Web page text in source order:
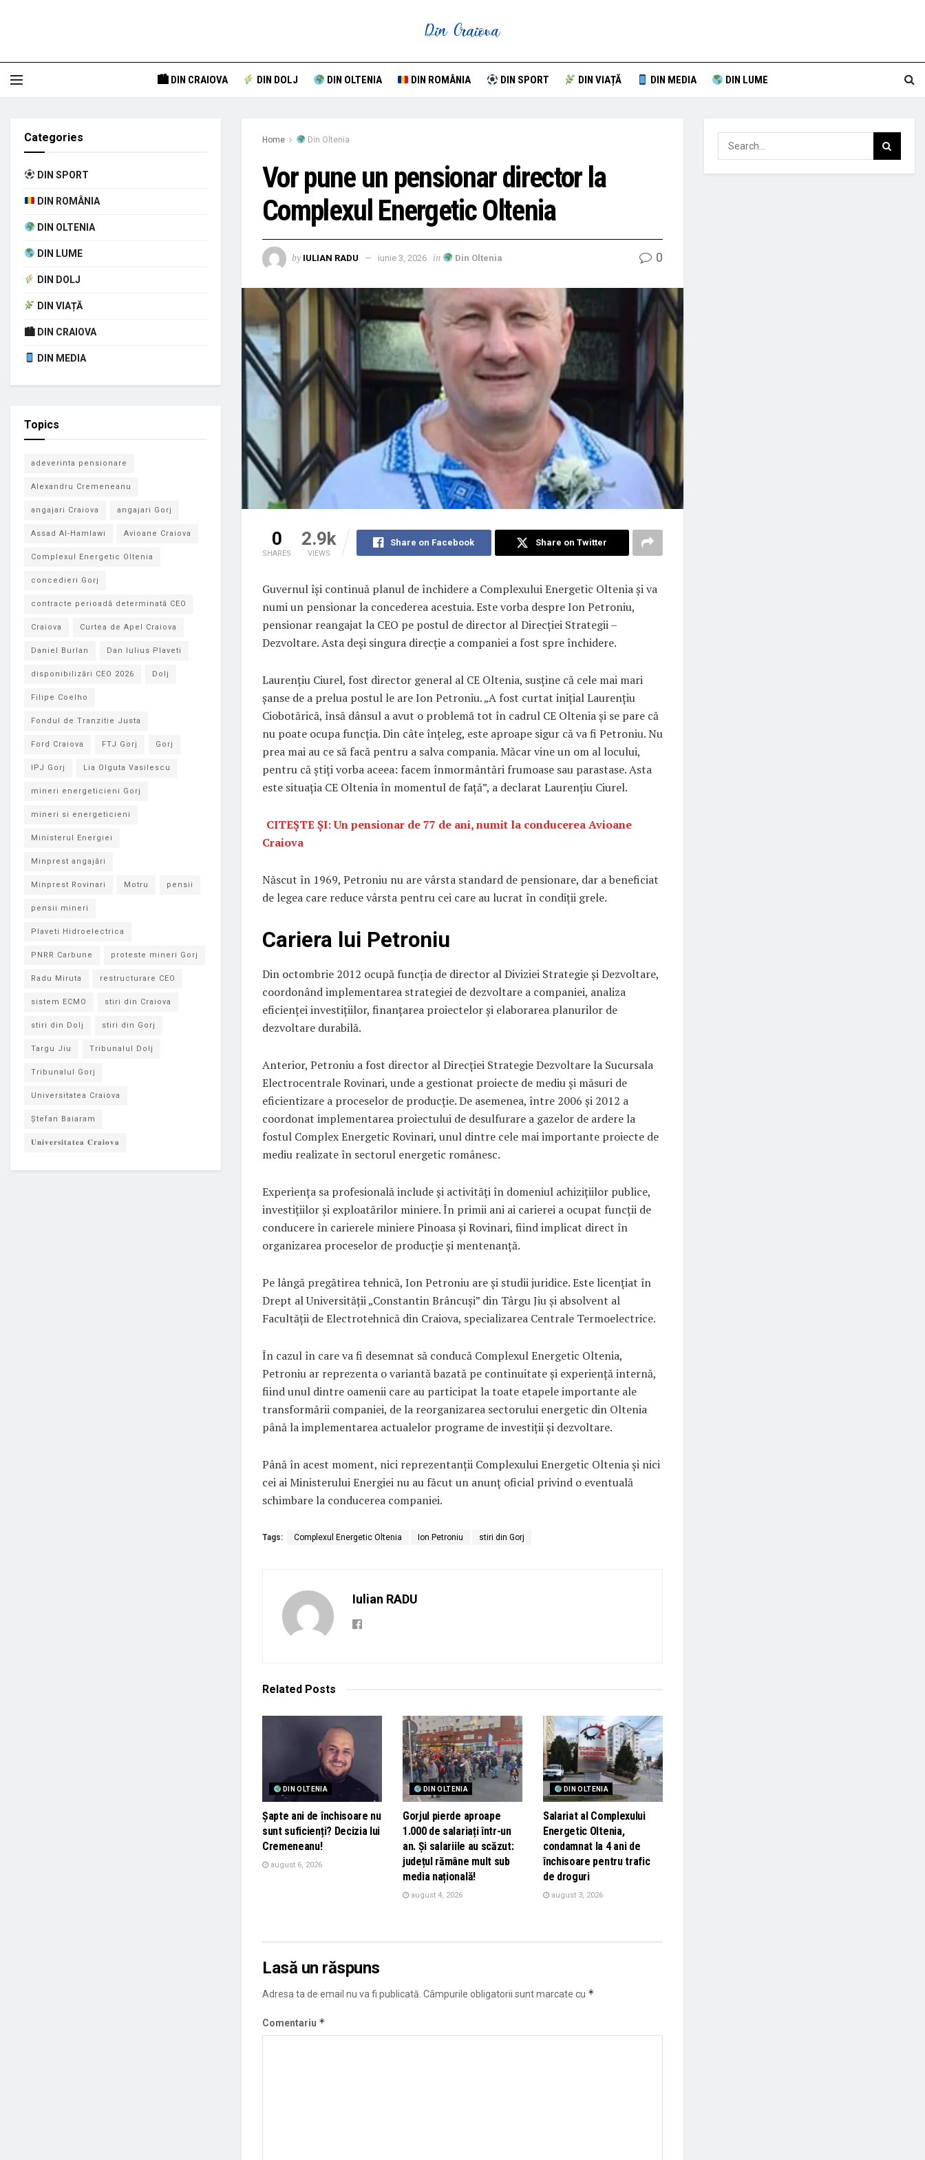
🏙 DIN CRAIOVA DIN DOLJ DIN OLTENIA DIN ROMÂNIA DIN SPORT DIN VIAȚĂ DIN MEDIA DIN LUME
Home Din Oltenia
Vor pune un pensionar director la
Complexul Energetic Oltenia
by IULIAN RADU iunie 3, 2026 in Din Oltenia 0
0
SHARES
2.9k
VIEWS
Share on Facebook Share on Twitter
Guvernul își continuă planul de închidere a Complexului Energetic Oltenia și va
numi un pensionar la concederea acestuia. Este vorba despre Ion Petroniu,
pensionar reangajat la CEO pe postul de director al Direcției Strategii –
Dezvoltare. Asta deși singura direcție a companiei a fost spre închidere.
Laurențiu Ciurel, fost director general al CE Oltenia, susține că cele mai mari
șanse de a prelua postul le are Ion Petroniu. „A fost curtat inițial Laurențiu
Ciobotărică, însă dânsul a avut o problemă tot în cadrul CE Oltenia și se pare că
nu poate ocupa funcția. Din câte înțeleg, este aproape sigur că va fi Petroniu. Nu
prea mai au ce să facă pentru a salva compania. Măcar vine un om al locului,
pentru că știți vorba aceea: facem înmormântări frumoase sau parastase. Asta
este situația CE Oltenia în momentul de față”, a declarat Laurențiu Ciurel.
CITEȘTE ȘI: Un pensionar de 77 de ani, numit la conducerea Avioane
Craiova
Născut în 1969, Petroniu nu are vârsta standard de pensionare, dar a beneficiat
de legea care reduce vârsta pentru cei care au lucrat în condiții grele.
Cariera lui Petroniu
Din octombrie 2012 ocupă funcția de director al Diviziei Strategie și Dezvoltare,
coordonând implementarea strategiei de dezvoltare a companiei, analiza
eficienței investițiilor, finanțarea proiectelor și elaborarea planurilor de
dezvoltare durabilă.
Anterior, Petroniu a fost director al Direcției Strategie Dezvoltare la Sucursala
Electrocentrale Rovinari, unde a gestionat proiecte de mediu și măsuri de
eficientizare a proceselor de producție. De asemenea, între 2006 și 2012 a
coordonat implementarea proiectului de desulfurare a gazelor de ardere la
fostul Complex Energetic Rovinari, unul dintre cele mai importante proiecte de
mediu realizate în sectorul energetic românesc.
Experiența sa profesională include și activități în domeniul achizițiilor publice,
investițiilor și exploatărilor miniere. În primii ani ai carierei a ocupat funcții de
conducere în carierele miniere Pinoasa și Rovinari, fiind implicat direct în
organizarea proceselor de producție și mentenanță.
Pe lângă pregătirea tehnică, Ion Petroniu are și studii juridice. Este licențiat în
Drept al Universității „Constantin Brâncuși” din Târgu Jiu și absolvent al
Facultății de Electrotehnică din Craiova, specializarea Centrale Termoelectrice.
În cazul în care va fi desemnat să conducă Complexul Energetic Oltenia,
Petroniu ar reprezenta o variantă bazată pe continuitate și experiență internă,
fiind unul dintre oamenii care au participat la toate etapele importante ale
transformării companiei, de la reorganizarea sectorului energetic din Oltenia
până la implementarea actualelor programe de investiții și dezvoltare.
Până în acest moment, nici reprezentanții Complexului Energetic Oltenia și nici
cei ai Ministerului Energiei nu au făcut un anunț oficial privind o eventuală
schimbare la conducerea companiei.
Tags: Complexul Energetic Oltenia Ion Petroniu stiri din Gorj
Iulian RADU
Related Posts
DIN OLTENIA
Șapte ani de închisoare nu
sunt suficienți? Decizia lui
Cremeneanu!
august 6, 2026
DIN OLTENIA
Gorjul pierde aproape
1.000 de salariați într-un
an. Și salariile au scăzut:
județul rămâne mult sub
media națională!
august 4, 2026
DIN OLTENIA
Salariat al Complexului
Energetic Oltenia,
condamnat la 4 ani de
închisoare pentru trafic
de droguri
august 3, 2026
Lasă un răspuns
Adresa ta de email nu va fi publicată. Câmpurile obligatorii sunt marcate cu *
Comentariu *
Categories
DIN SPORT
DIN ROMÂNIA
DIN OLTENIA
DIN LUME
DIN DOLJ
DIN VIAȚĂ
🏙 DIN CRAIOVA
DIN MEDIA
Topics
adeverinta pensionare
Alexandru Cremeneanu
angajari Craiova angajari Gorj
Assad Al-Hamlawi Avioane Craiova
Complexul Energetic Oltenia
concedieri Gorj
contracte perioadă determinată CEO
Craiova Curtea de Apel Craiova
Daniel Burlan Dan Iulius Plaveti
disponibilizări CEO 2026 Dolj
Filipe Coelho
Fondul de Tranzitie Justa
Ford Craiova FTJ Gorj Gorj
IPJ Gorj Lia Olguta Vasilescu
mineri energeticieni Gorj
mineri si energeticieni
Ministerul Energiei
Minprest angajări
Minprest Rovinari Motru pensii
pensii mineri
Plaveti Hidroelectrica
PNRR Carbune proteste mineri Gorj
Radu Miruta restructurare CEO
sistem ECMO stiri din Craiova
stiri din Dolj stiri din Gorj
Targu Jiu Tribunalul Dolj
Tribunalul Gorj
Universitatea Craiova
Ștefan Baiaram
𝐔𝐧𝐢𝐯𝐞𝐫𝐬𝐢𝐭𝐚𝐭𝐞𝐚 𝐂𝐫𝐚𝐢𝐨𝐯𝐚